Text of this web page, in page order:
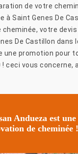
de votre
à Saint Genes De
votre
De Castillon dans
une promotion pour
ceci vous concerne,
Andueza est
de cheminée